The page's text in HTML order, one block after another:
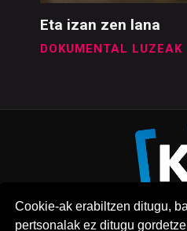
Cookie-ak erabiltzen ditugu,
pertsonalak ez ditugu
Eta izan zen lana
DOKUMENTAL LUZEAK